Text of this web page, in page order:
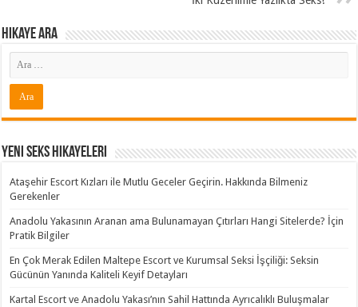
Hikaye ARA
Yeni Seks Hikayeleri
Ataşehir Escort Kızları ile Mutlu Geceler Geçirin. Hakkında Bilmeniz
Gerekenler
Anadolu Yakasının Aranan ama Bulunamayan Çıtırları Hangi Sitelerde? İçin
Pratik Bilgiler
En Çok Merak Edilen Maltepe Escort ve Kurumsal Seksi İşçiliği: Seksin
Gücünün Yanında Kaliteli Keyif Detayları
Kartal Escort ve Anadolu Yakası’nın Sahil Hattında Ayrıcalıklı Buluşmalar